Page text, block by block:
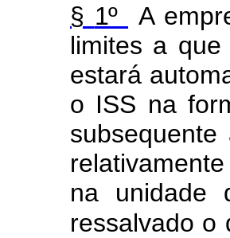
§ 1º A e
limites a
estará aut
o ISS na for
subsequente
relativamente
na
unidade
ressalvado o